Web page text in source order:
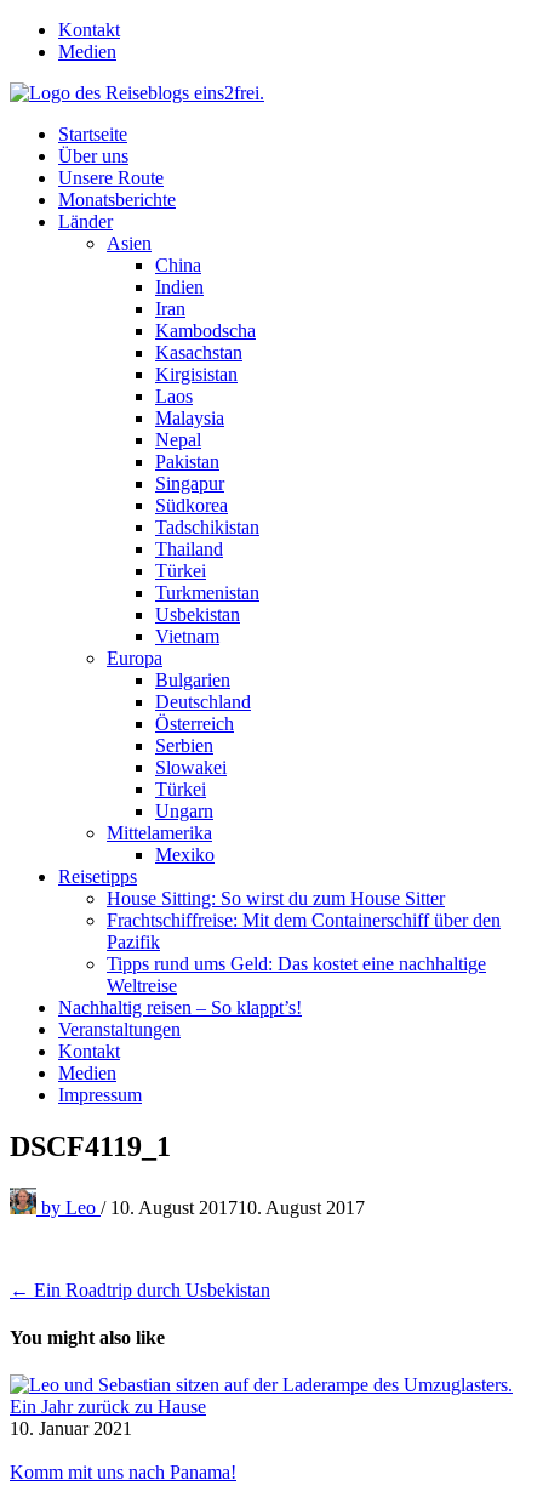
Skip
Kontakt
Medien
Startseite
Über uns
Unsere Route
Monatsberichte
Länder
Asien
China
Indien
Iran
Kambodscha
Kasachstan
Kirgisistan
Laos
Malaysia
Nepal
Pakistan
Singapur
Südkorea
Tadschikistan
Thailand
Türkei
Turkmenistan
Usbekistan
Vietnam
Europa
Bulgarien
Deutschland
Österreich
Serbien
Slowakei
Türkei
Ungarn
Mittelamerika
Mexiko
Reisetipps
House Sitting: So wirst du zum House Sitter
Frachtschiffreise: Mit dem Containerschiff über den
Pazifik
Tipps rund ums Geld: Das kostet eine nachhaltige
Weltreise
Nachhaltig reisen – So klappt’s!
Veranstaltungen
Kontakt
Medien
Impressum
DSCF4119_1
by Leo / 10. August 201710. August 2017
Beitragsnavigation
← Ein Roadtrip durch Usbekistan
You might also like
Ein Jahr zurück zu Hause
10. Januar 2021
Komm mit uns nach Panama!